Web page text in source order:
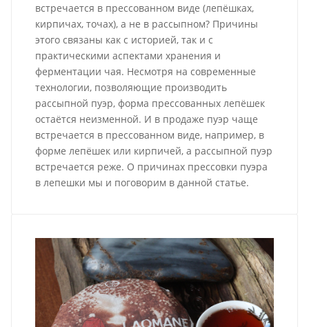
встречается в прессованном виде (лепёшках,
кирпичах, точах), а не в рассыпном? Причины
этого связаны как с историей, так и с
практическими аспектами хранения и
ферментации чая. Несмотря на современные
технологии, позволяющие производить
рассыпной пуэр, форма прессованных лепёшек
остаётся неизменной. И в продаже пуэр чаще
встречается в прессованном виде, например, в
форме лепёшек или кирпичей, а рассыпной пуэр
встречается реже. О причинах прессовки пуэра
в лепешки мы и поговорим в данной статье.